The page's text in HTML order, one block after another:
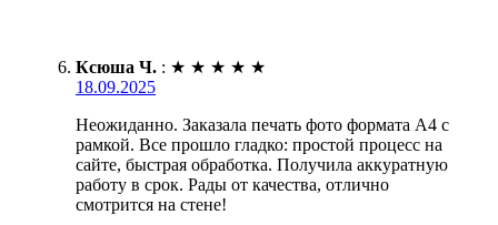
Ксюша Ч. : ★ ★ ★ ★ ★
18.09.2025
Неожиданно. Заказала печать фото формата А4 с
рамкой. Все прошло гладко: простой процесс на
сайте, быстрая обработка. Получила аккуратную
работу в срок. Рады от качества, отлично
смотрится на стене!